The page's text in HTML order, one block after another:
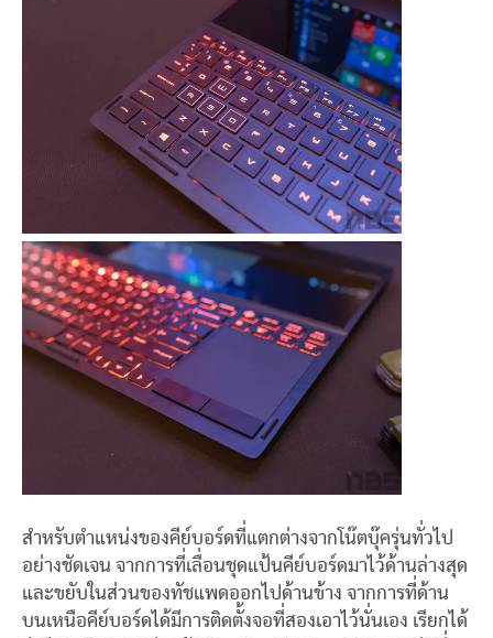
สำหรับตำแหน่งของคีย์บอร์ดที่แตกต่างจากโน๊ตบุ๊ครุ่นทั่วไป
อย่างชัดเจน จากการที่เลื่อนชุดแป้นคีย์บอร์ดมาไว้ด้านล่างสุด
และขยับในส่วนของทัชแพดออกไปด้านข้าง จากการที่ด้าน
บนเหนือคีย์บอร์ดได้มีการติดตั้งจอที่สองเอาไว้นั่นเอง เรียกได้